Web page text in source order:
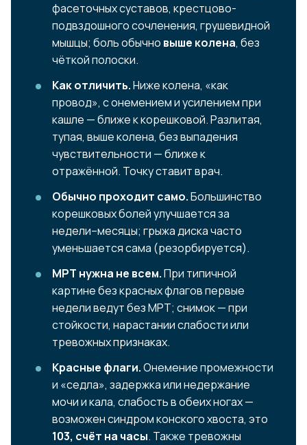
фасеточных суставов, крестцово-
подвздошного сочленения, грушевидной
мышцы; боль обычно выше колена, без
чёткой полоски.
Как отличить.Ниже колена, «как
провод», с онемением и усилением при
кашле — ближе к корешковой. Разлитая,
тупая, выше колена, без выпадения
чувствительности — ближе к
отражённой. Точку ставит врач.
Обычно проходит само.Большинство
корешковых болей улучшается за
недели–месяцы; грыжа диска часто
уменьшается сама (резорбируется).
МРТ нужна не всем.При типичной
картине без красных флагов первые
недели ведут без МРТ; снимок — при
стойкости, нарастании слабости или
тревожных признаках.
Красные флаги.Онемение промежности
и «седла», задержка или недержание
мочи и кала, слабость в обеих ногах —
возможен синдром конского хвоста, это
103, счёт на часы. Также тревожны